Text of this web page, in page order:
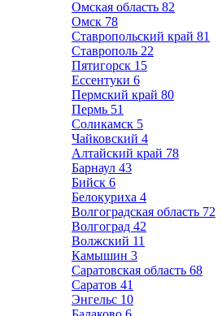
Омская область 82
Омск 78
Ставропольский край 81
Ставрополь 22
Пятигорск 15
Ессентуки 6
Пермский край 80
Пермь 51
Соликамск 5
Чайковский 4
Алтайский край 78
Барнаул 43
Бийск 6
Белокуриха 4
Волгоградская область 72
Волгоград 42
Волжский 11
Камышин 3
Саратовская область 68
Саратов 41
Энгельс 10